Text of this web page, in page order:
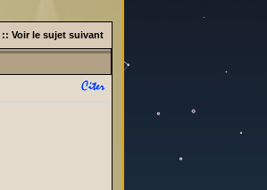
:: Voir le sujet suivant